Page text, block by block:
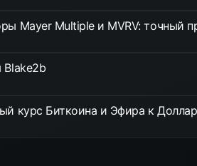
Mayer Multiple и MVRV: точный
Blake2b
курс Биткоина и Эфира к